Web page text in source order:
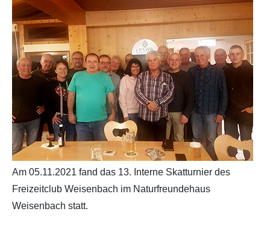
Am 05.11.2021 fand das 13. Interne Skatturnier des
Freizeitclub Weisenbach im Naturfreundehaus
Weisenbach statt.
Jahr 2017
Jahr 2016
Jahr 2014
Jahr 2013